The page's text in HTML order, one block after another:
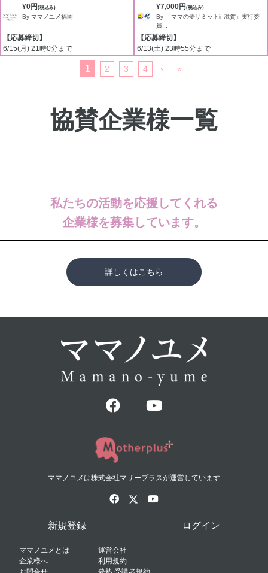
¥0円 (税込み)
By ママノユメ福岡
【応募締切】
6/15(月) 21時0分まで
¥7,000円 (税込み)
By 「ママの夢サミットin滋賀」実行委
員...
【応募締切】
6/13(土) 23時55分まで
1 2 3 4 › »
協賛企業様一覧
私たちの活動を応援してくれる
企業様を募集しています。
詳しくはこちら
ママノユメは株式会社マザープラスが運営しています
新規登録 ログイン
ママノユメとは
企業様へ
運営会社
利用規約